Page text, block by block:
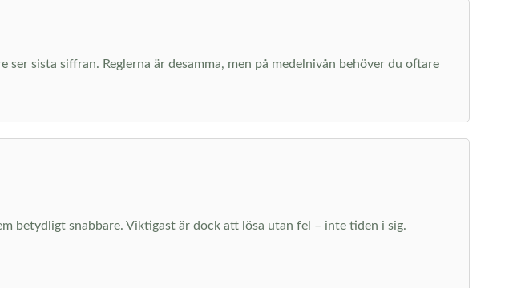
sista siffran. Reglerna är desamma, men på medelnivån behöver du oftare
betydligt snabbare. Viktigast är dock att lösa utan fel – inte tiden i sig.